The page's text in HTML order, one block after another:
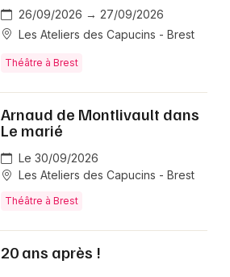
26/09/2026 → 27/09/2026
Les Ateliers des Capucins - Brest
Théâtre à Brest
Arnaud de Montlivault dans
Le marié
Le 30/09/2026
Les Ateliers des Capucins - Brest
Théâtre à Brest
20 ans après !